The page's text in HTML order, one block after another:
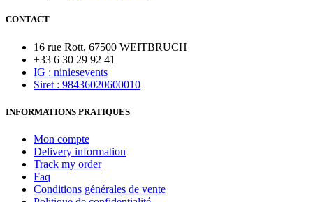
CONTACT
16 rue Rott, 67500 WEITBRUCH
+33 6 30 29 92 41
IG : niniesevents
Siret : 98436020600010
INFORMATIONS PRATIQUES
Mon compte
Delivery information
Track my order
Faq
Conditions générales de vente